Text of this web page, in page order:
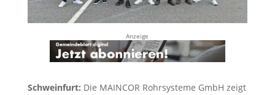
Anzeige
Schweinfurt: Die MAINCOR Rohrsysteme GmbH zeigt